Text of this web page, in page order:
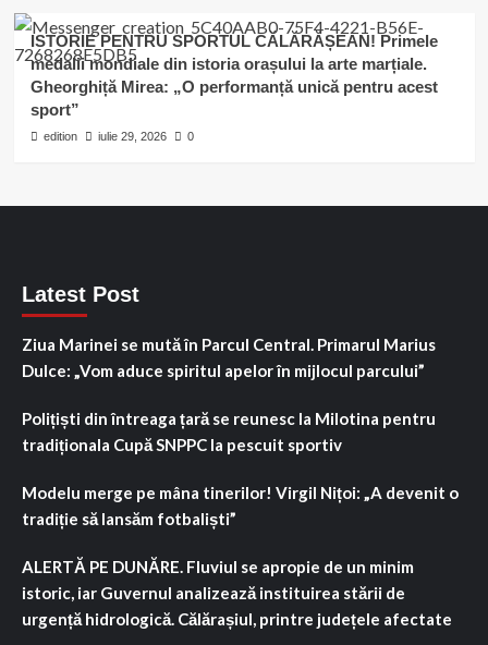
ISTORIE PENTRU SPORTUL CĂLĂRĂȘEAN! Primele
medalii mondiale din istoria orașului la arte marțiale.
Gheorghiță Mirea: „O performanță unică pentru acest
sport”
edition iulie 29, 2026 0
Latest Post
Ziua Marinei se mută în Parcul Central. Primarul Marius
Dulce: „Vom aduce spiritul apelor în mijlocul parcului”
Polițiști din întreaga țară se reunesc la Milotina pentru
tradiționala Cupă SNPPC la pescuit sportiv
Modelu merge pe mâna tinerilor! Virgil Nițoi: „A devenit o
tradiție să lansăm fotbaliști”
ALERTĂ PE DUNĂRE. Fluviul se apropie de un minim
istoric, iar Guvernul analizează instituirea stării de
urgență hidrologică. Călărașiul, printre județele afectate